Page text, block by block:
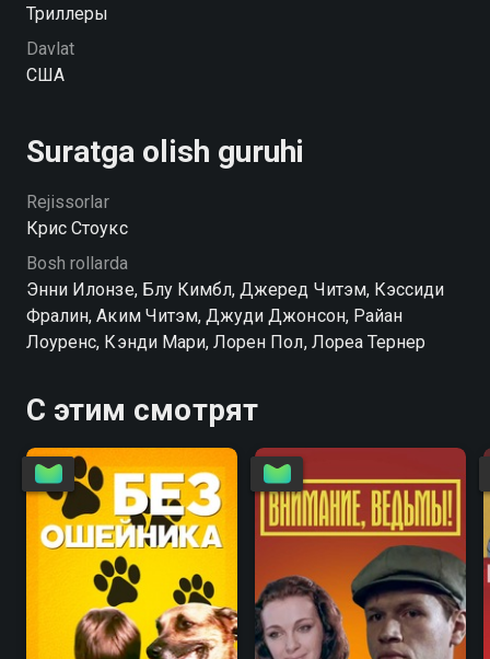
своей цели.
Триллеры
Davlat
США
Suratga olish guruhi
Rejissorlar
Крис Стоукс
Bosh rollarda
Энни Илонзе, Блу Кимбл, Джеред Читэм, Кэссиди
Фралин, Аким Читэм, Джуди Джонсон, Райан
Лоуренс, Кэнди Мари, Лорен Пол, Лореа Тернер
С этим смотрят